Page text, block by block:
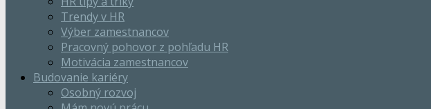
Trendy v HR
Výber zamestnancov
Pracovný pohovor z pohľadu HR
Motivácia zamestnancov
Budovanie kariéry
Osobný rozvoj